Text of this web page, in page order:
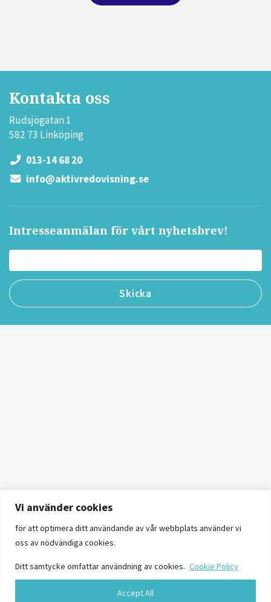
Vi använder cookies
för att optimera ditt användande av vår webbplats använder vi
oss av nödvändiga cookies.
Ditt samtycke omfattar användning av cookies. Cookie Policy
Accept All
Kontakta oss
Rudsjögatan 1
582 73 Linköping
013-14 68 20
info@aktivredovisning.se
Intresseanmälan för vårt nyhetsbrev!